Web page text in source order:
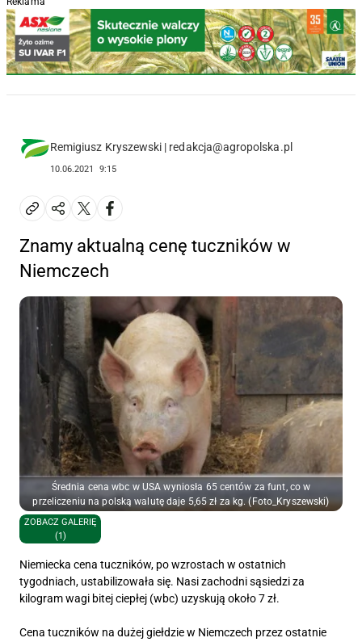
Remigiusz Kryszewski | redakcja@agropolska.pl
10.06.2021 9:15
Znamy aktualną cenę tuczników w
Niemczech
Średnia cena wbc w USA wyniosła 65 centów za funt, co w
przeliczeniu na polską walutę daje 5,65 zł za kg. (Foto_Kryszewski)
ZOBACZ GALERIĘ
(1)
Niemiecka cena tuczników, po wzrostach w ostatnich
tygodniach, ustabilizowała się. Nasi zachodni sąsiedzi za
kilogram wagi bitej ciepłej (wbc) uzyskują około 7 zł.
Cena tuczników na dużej giełdzie w Niemczech przez ostatnie